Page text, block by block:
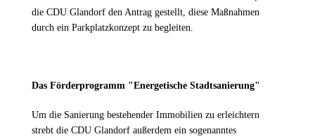
die CDU Glandorf den Antrag gestellt, diese Maßnahmen
durch ein Parkplatzkonzept zu begleiten.
Das Förderprogramm "Energetische Stadtsanierung"
Um die Sanierung bestehender Immobilien zu erleichtern
strebt die CDU Glandorf außerdem ein sogenanntes